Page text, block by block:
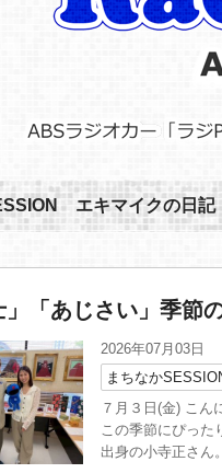
エキマイクの日記
」「あじさい」季節
2026年07月03日
まちなか
７月３日(金) こん
この季節にぴった
出身の小寺正さん